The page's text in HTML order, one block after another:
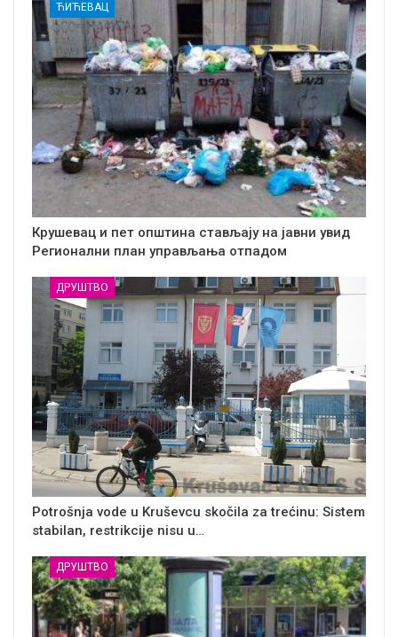
ЋИЋЕВАЦ
Крушевац и пет општина стављају на јавни увид
Регионални план управљања отпадом
ДРУШТВО
Potrošnja vode u Kruševcu skočila za trećinu: Sistem
stabilan, restrikcije nisu u…
ДРУШТВО